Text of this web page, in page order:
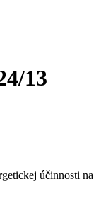
13
účinnosti na